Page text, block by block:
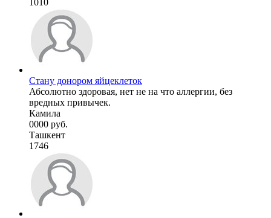
Стану донором яйцеклеток
Абсолютно здоровая, нет не на что аллергии, без
вредных привычек.
Камила
0000 руб.
Ташкент
1746